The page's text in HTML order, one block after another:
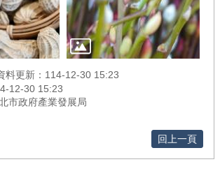
料更新：114-12-30 15:23
12-30 15:23
市政府產業發展局
回上一頁